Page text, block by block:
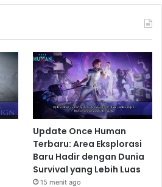
Update Once Human
Terbaru: Area Eksplorasi
Baru Hadir dengan Dunia
Survival yang Lebih Luas
15 menit ago